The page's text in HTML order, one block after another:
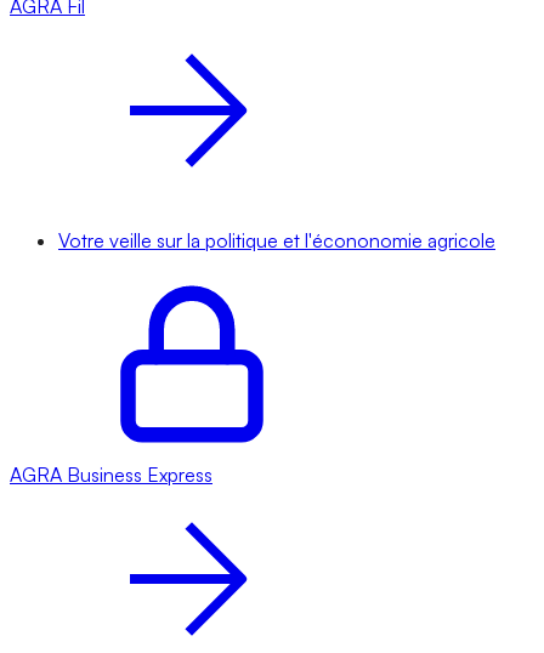
AGRA Fil
Votre veille sur la politique et l'écononomie agricole
AGRA Business Express